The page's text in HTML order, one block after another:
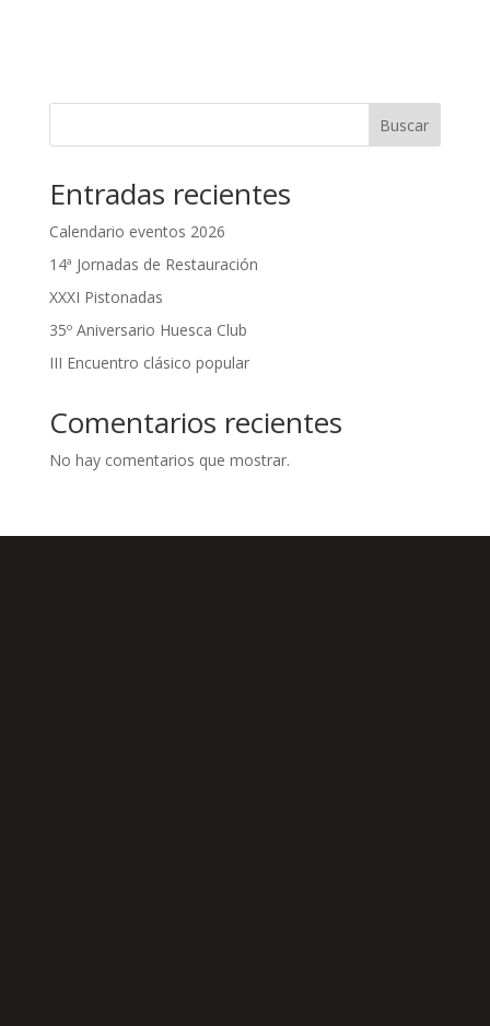
Buscar
Entradas recientes
Calendario eventos 2026
14ª Jornadas de Restauración
XXXI Pistonadas
35º Aniversario Huesca Club
III Encuentro clásico popular
Comentarios recientes
No hay comentarios que mostrar.